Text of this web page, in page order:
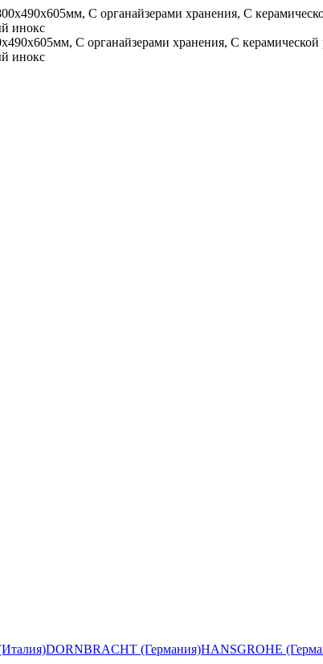
С органайзерами хранения, С керамической
инокс
DORNBRACHT (Германия)HANSGROHE